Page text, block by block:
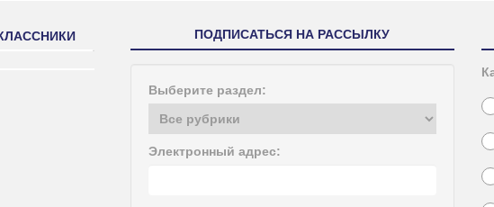
ПОДПИСАТЬСЯ НА РАССЫЛКУ
Выберите раздел:
Электронный адрес: